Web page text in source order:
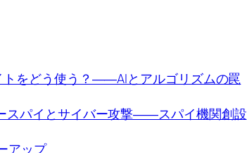
トをどう使う？――AIとアルゴリズムの罠
スパイとサイバー攻撃――スパイ機関創設
アップ